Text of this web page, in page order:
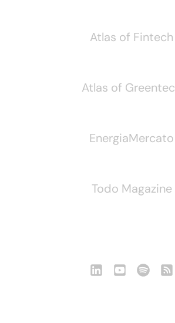
Atlas of Fintech
Atlas of
EnergiaMercato
Todo Magazine